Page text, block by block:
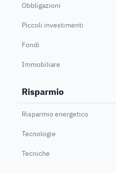
Obbligazioni
Piccoli investimenti
Fondi
Immobiliare
Risparmio
Risparmio energetico
Tecnologie
Tecniche